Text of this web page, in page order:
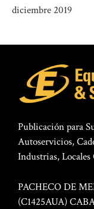
diciembre 2019
Publicación para
Autoservicios,
Industrias, Locales
PACHECO DE
(C1425AUA)